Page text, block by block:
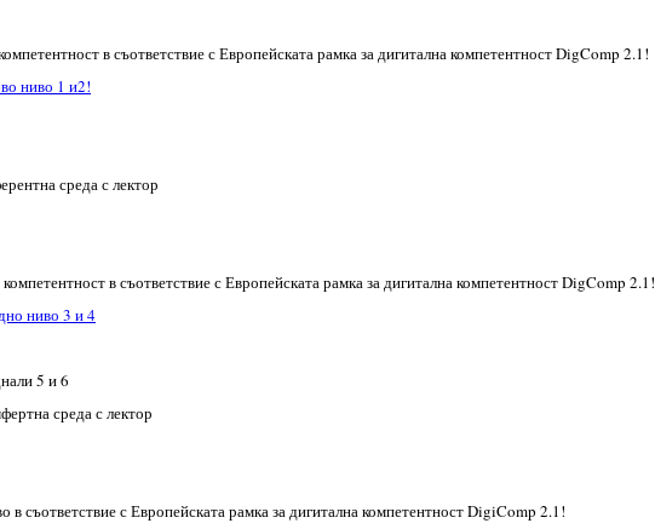
в съответствие с Европейската рамка за дигитална компетентност DigComp 2.1!
ниво 1 и2!
среда с лектор
в съответствие с Европейската рамка за дигитална компетентност DigComp 2.1!
ниво 3 и 4
5 и 6
среда с лектор
съответствие с Европейската рамка за дигитална компетентност DigiComp 2.1!